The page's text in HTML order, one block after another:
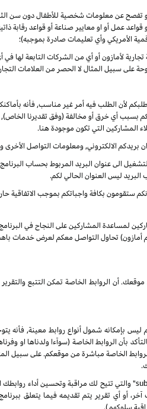
تفصح عن معلومات شخصية للأطفال دون سن
عمل أو او معايير صناعة أو قواعد رقابة
الأمريكي وأي تعليمات صادرة بموجبه)؛
تجارية لأمازون أو أي من الشركات التابعة
سبيل المثال لا الحصر من العلامات
لأن الطلب فيه أمر غير مناسب, فأنه
تم في أي وقت 1) رفض طلبكم لأي سبب أخر, أو 2) تم أنهاء حسابكم بسبب أي
المشاركين التي تكون موجودة هنا.
الالكتروني, ومعلومات التواصل
الى عنوان البريد المربوط بحساب
ليس العنوان الحالي لكم.
بكافة واجباتكم بموجب الاتفاقية
لمساعدة المشاركين على النجاح في
أمازون) تحاول التواصل معكم لعرض خدمات
موقعك. أن الروابط الخاصة تمكن التتبع
ليس بإمكانه شمول أنواع روابط معينة, فأنه
الروابط الخاصة (سوآءا ولدناها او
الخاصة مباشرة من موقعكم. على
أو أي تقرير يتم تقديمه فيما يتعلق